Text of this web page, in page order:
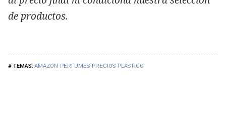
AMAZON PERFUMES PRECIOS PLÁSTICO
de productos.